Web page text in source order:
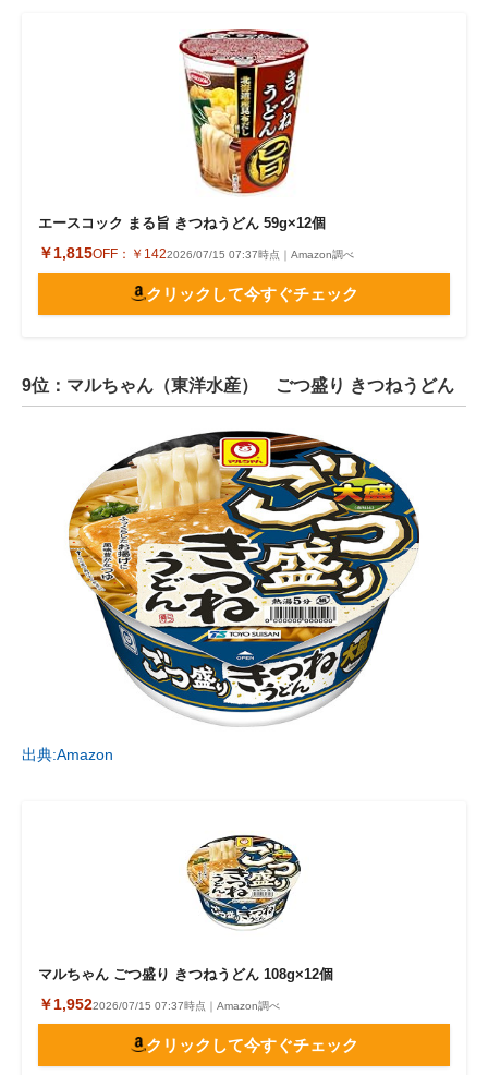
エースコック まる旨 きつねうどん 59g×12個
￥1,815OFF： ￥1422026/07/15 07:37時点｜Amazon調べ
クリックして今すぐチェック
9位：マルちゃん（東洋水産） ごつ盛り きつねうどん
出典:Amazon
マルちゃん ごつ盛り きつねうどん 108g×12個
￥1,9522026/07/15 07:37時点｜Amazon調べ
クリックして今すぐチェック